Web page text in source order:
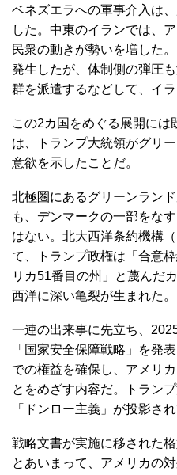
ベネズエラへの軍事介入は
した。中東のイランでは、
民衆の動きが勢いを増した
発生したが、体制側の弾圧
群を派遣するなどして、イ
この2カ国をめぐる展開には
は、トランプ大統領がグリ
意欲を示したことだ。
北極圏にあるグリーンラン
も、デンマークの一部をな
はない。北大西洋条約機構
て、トランプ政権は「合意
リカ51番目の州」と蔑んだ
西洋に深い亀裂が生まれた。
一連の出来事に先立ち、
「国家安全保障戦略」を発
での権益を確保し、アメリ
とをめざす内容だ。トラン
「ドンロー主義」が投影され
戦略文書が実施に移された
とあいまって、アメリカの